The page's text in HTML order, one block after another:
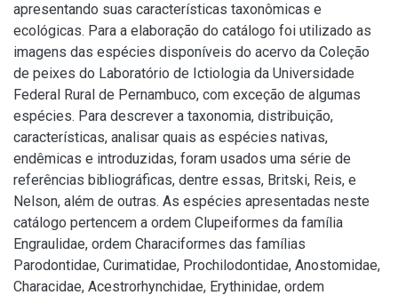
apresentando suas características taxonômicas e
ecológicas. Para a elaboração do catálogo foi utilizado as
imagens das espécies disponíveis do acervo da Coleção
de peixes do Laboratório de Ictiologia da Universidade
Federal Rural de Pernambuco, com exceção de algumas
espécies. Para descrever a taxonomia, distribuição,
características, analisar quais as espécies nativas,
endêmicas e introduzidas, foram usados uma série de
referências bibliográficas, dentre essas, Britski, Reis, e
Nelson, além de outras. As espécies apresentadas neste
catálogo pertencem a ordem Clupeiformes da família
Engraulidae, ordem Characiformes das famílias
Parodontidae, Curimatidae, Prochilodontidae, Anostomidae,
Characidae, Acestrorhynchidae, Erythinidae, ordem